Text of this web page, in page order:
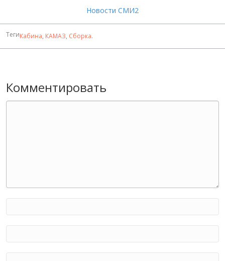
Новости СМИ2
ТегиКабина, КАМАЗ, Сборка.
Комментировать